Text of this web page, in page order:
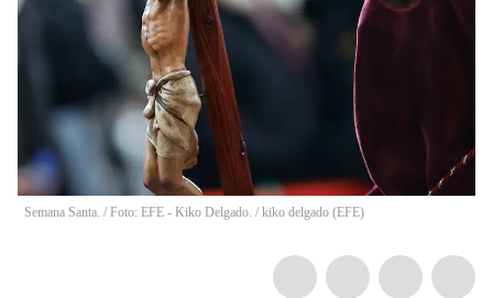
Semana Santa. / Foto: EFE - Kiko Delgado. / kiko delgado (EFE)